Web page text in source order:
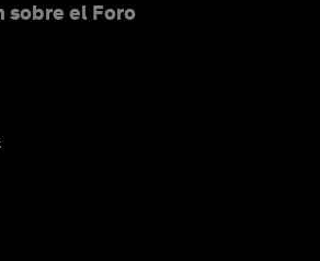
sobre el Foro